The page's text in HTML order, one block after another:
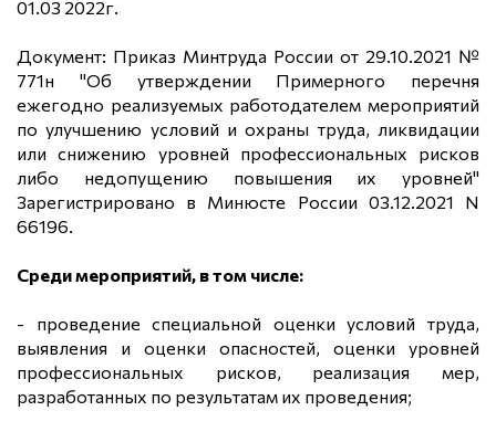
01.03 2022г.
Документ: Приказ Минтруда России от 29.10.2021 №
771н "Об утверждении Примерного перечня
ежегодно реализуемых работодателем мероприятий
по улучшению условий и охраны труда, ликвидации
или снижению уровней профессиональных рисков
либо недопущению повышения их уровней"
Зарегистрировано в Минюсте России 03.12.2021 N
66196.
Среди мероприятий, в том числе:
- проведение специальной оценки условий труда,
выявления и оценки опасностей, оценки уровней
профессиональных рисков, реализация мер,
разработанных по результатам их проведения;